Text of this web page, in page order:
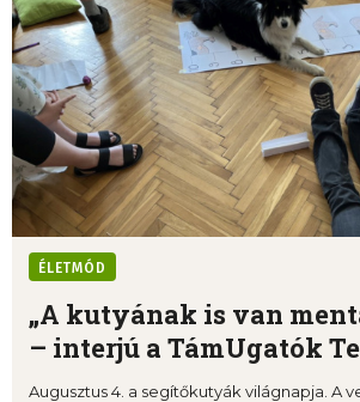
ÉLETMÓD
„A kutyának is van
– interjú a TámUgatók
Augusztus 4. a segítőkutyák világnapja. A